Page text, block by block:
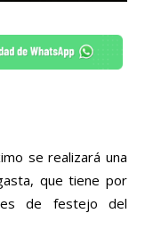
se realizará una
que tiene por
de festejo del